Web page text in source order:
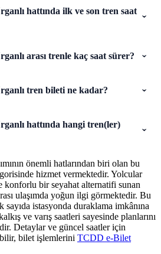
hattında ilk ve son tren saat
arası trenle kaç saat sürer?
tren bileti ne kadar?
hattında hangi tren(ler)
önemli hatlarından biri olan bu
hizmet vermektedir. Yolcular
konforlu bir seyahat alternatifi sunan
ulaşımda yoğun ilgi görmektedir. Bu
istasyonda duraklama imkânına
ve varış saatleri sayesinde planlarını
Detaylar ve güncel saatler için
bilet işlemlerini TCDD e-Bilet